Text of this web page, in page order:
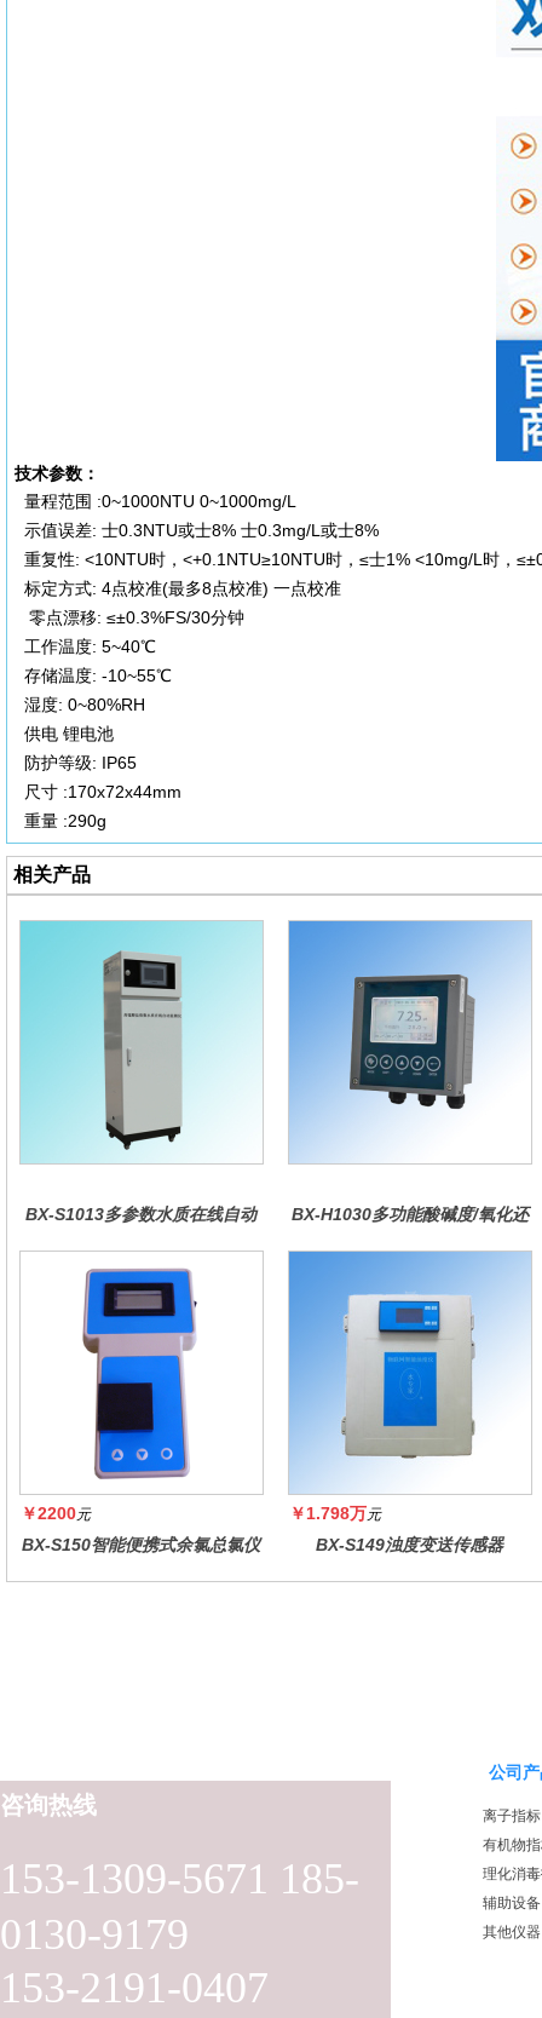
技术参数：
量程范围 :0~1000NTU 0~1000mg/L
示值误差: 士0.3NTU或士8% 士0.3mg/L或士8%
重复性: <10NTU时，<+0.1NTU≥10NTU时，≤士1% <10mg/L时，
标定方式: 4点校准(最多8点校准) 一点校准
零点漂移: ≤±0.3%FS/30分钟
工作温度: 5~40℃
存储温度: -10~55℃
湿度: 0~80%RH
供电 锂电池
防护等级: IP65
尺寸 :170x72x44mm
重量 :290g
相关产品
BX-S1013多参数水质在线自动
BX-H1030多功能酸碱度/氧化还
￥2200元
BX-S150智能便携式余氯总氯仪
￥1.798万元
BX-S149浊度变送传感器
153-1309-5671 185-
0130-9179
153-2191-0407
咨询热线
公司
离子指标
有机物
理化消
辅助设备
其他仪器